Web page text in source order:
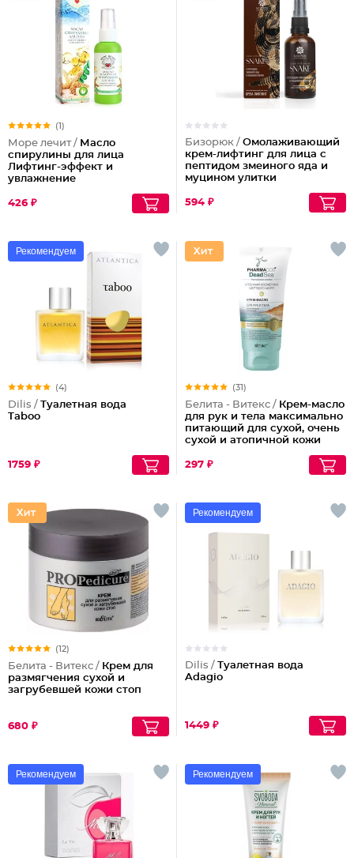
(1)
Море лечит / Масло
спирулины для лица
Лифтинг-эффект и
увлажнение
426 ₽
Бизорюк / Омолаживающий
крем-лифтинг для лица с
пептидом змеиного яда и
муцином улитки
594 ₽
Рекомендуем
(4)
Dilis / Туалетная вода
Taboo
1759 ₽
(31)
Белита - Витекс / Крем-масло
для рук и тела максимально
питающий для сухой, очень
сухой и атопичной кожи
297 ₽
(12)
Белита - Витекс / Крем для
размягчения сухой и
загрубевшей кожи стоп
680 ₽
Рекомендуем
Dilis / Туалетная вода
Adagio
1449 ₽
Рекомендуем Рекомендуем